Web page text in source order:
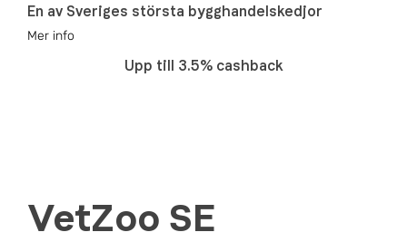
En av Sveriges största bygghandelskedjor
Mer info
Upp till 3.5% cashback
VetZoo SE